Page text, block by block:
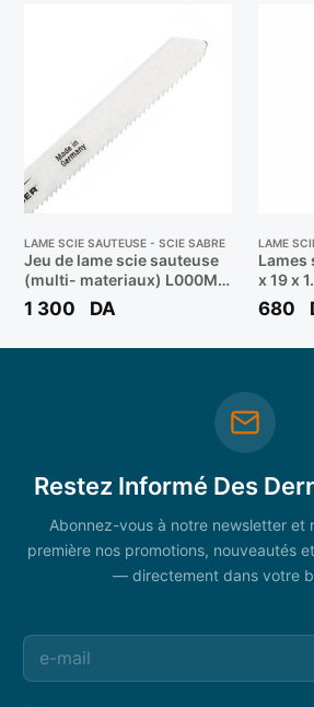
LAME SCIE SAUTEUSE - SCIE SABRE
Jeu de lame scie sauteuse
(multi- materiaux) L000M
** DIAGER
1 300 DA
LAME
Lames
x 19 x
680
Restez Informé Des
Abonnez-vous à notre newsletter et
première nos promotions, nouveautés
— directement dans votre